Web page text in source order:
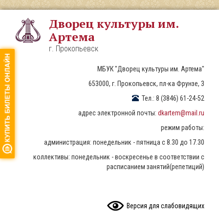
Перейти
основному
содержанию
Дворец культуры им.
Артема
г. Прокопьевск
МБУК "Дворец культуры им. Артема"
653000, г. Прокопьевск, пл-ка Фрунзе, 3
Тел.: 8 (3846) 61-24-52
адрес электронной почты: dkartem@mail.ru
режим работы:
администрация: понедельник - пятница с 8.30 до 17.30
коллективы: понедельник - воскресенье в соответствии с
расписанием занятий(репетиций)
Версия для слабовидящих